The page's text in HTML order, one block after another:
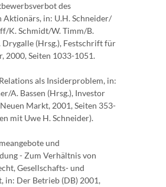
des
Aktionärs, in: U.H. Schneider/
K. Schmidt/W. Timm/B.
Drygalle (Hrsg.), Festschrift für
2000, Seiten 1033-1051.
als Insiderproblem, in:
A. Bassen (Hrsg.), Investor
Markt, 2001, Seiten 353-
mit Uwe H. Schneider).
und
- Zum Verhältnis von
Gesellschafts- und
in: Der Betrieb (DB) 2001,